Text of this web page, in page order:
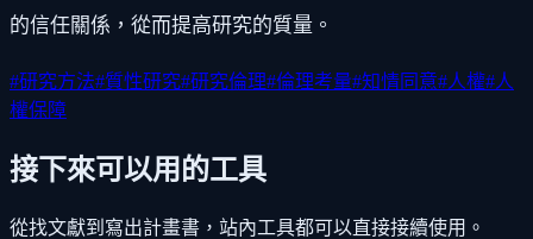
的信任關係，從而提高研究的質量。
#研究方法#質性研究#研究倫理#倫理考量#知情同意#人權#人
權保障
接下來可以用的工具
從找文獻到寫出計畫書，站內工具都可以直接接續使用。